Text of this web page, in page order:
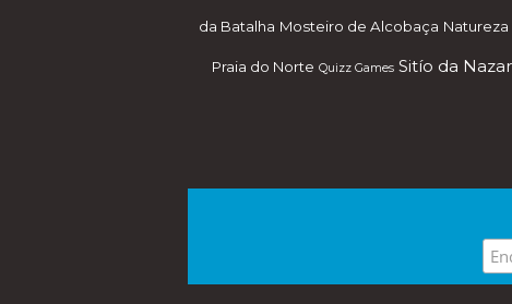
da Batalha Mosteiro de Alcobaça Natureza
Praia do Norte Quizz Games Sitío da